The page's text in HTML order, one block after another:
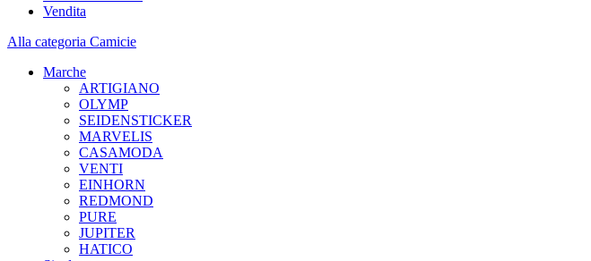
Vendita
Alla categoria Camicie
Marche
ARTIGIANO
OLYMP
SEIDENSTICKER
MARVELIS
CASAMODA
VENTI
EINHORN
REDMOND
PURE
JUPITER
HATICO